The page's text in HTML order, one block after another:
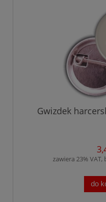
Gwizdek
zawiera 23%
do